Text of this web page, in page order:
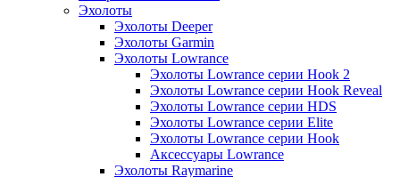
Эхолоты
Эхолоты Deeper
Эхолоты Garmin
Эхолоты Lowrance
Эхолоты Lowrance серии Hook 2
Эхолоты Lowrance серии Hook Reveal
Эхолоты Lowrance серии HDS
Эхолоты Lowrance серии Elite
Эхолоты Lowrance серии Hook
Аксессуары Lowrance
Эхолоты Raymarine